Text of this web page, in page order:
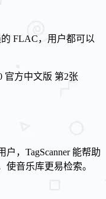
FLAC，用户都可以
，TagScanner 能帮助
使音乐库更易检索。